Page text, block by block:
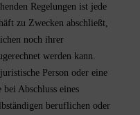
Regelungen ist jede
zu Zwecken abschließt,
noch ihrer
werden kann.
Person oder eine
bei Abschluss eines
beruflichen oder